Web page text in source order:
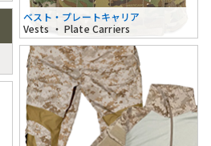
ベスト・プレートキャリア
Vests ・ Plate Carriers